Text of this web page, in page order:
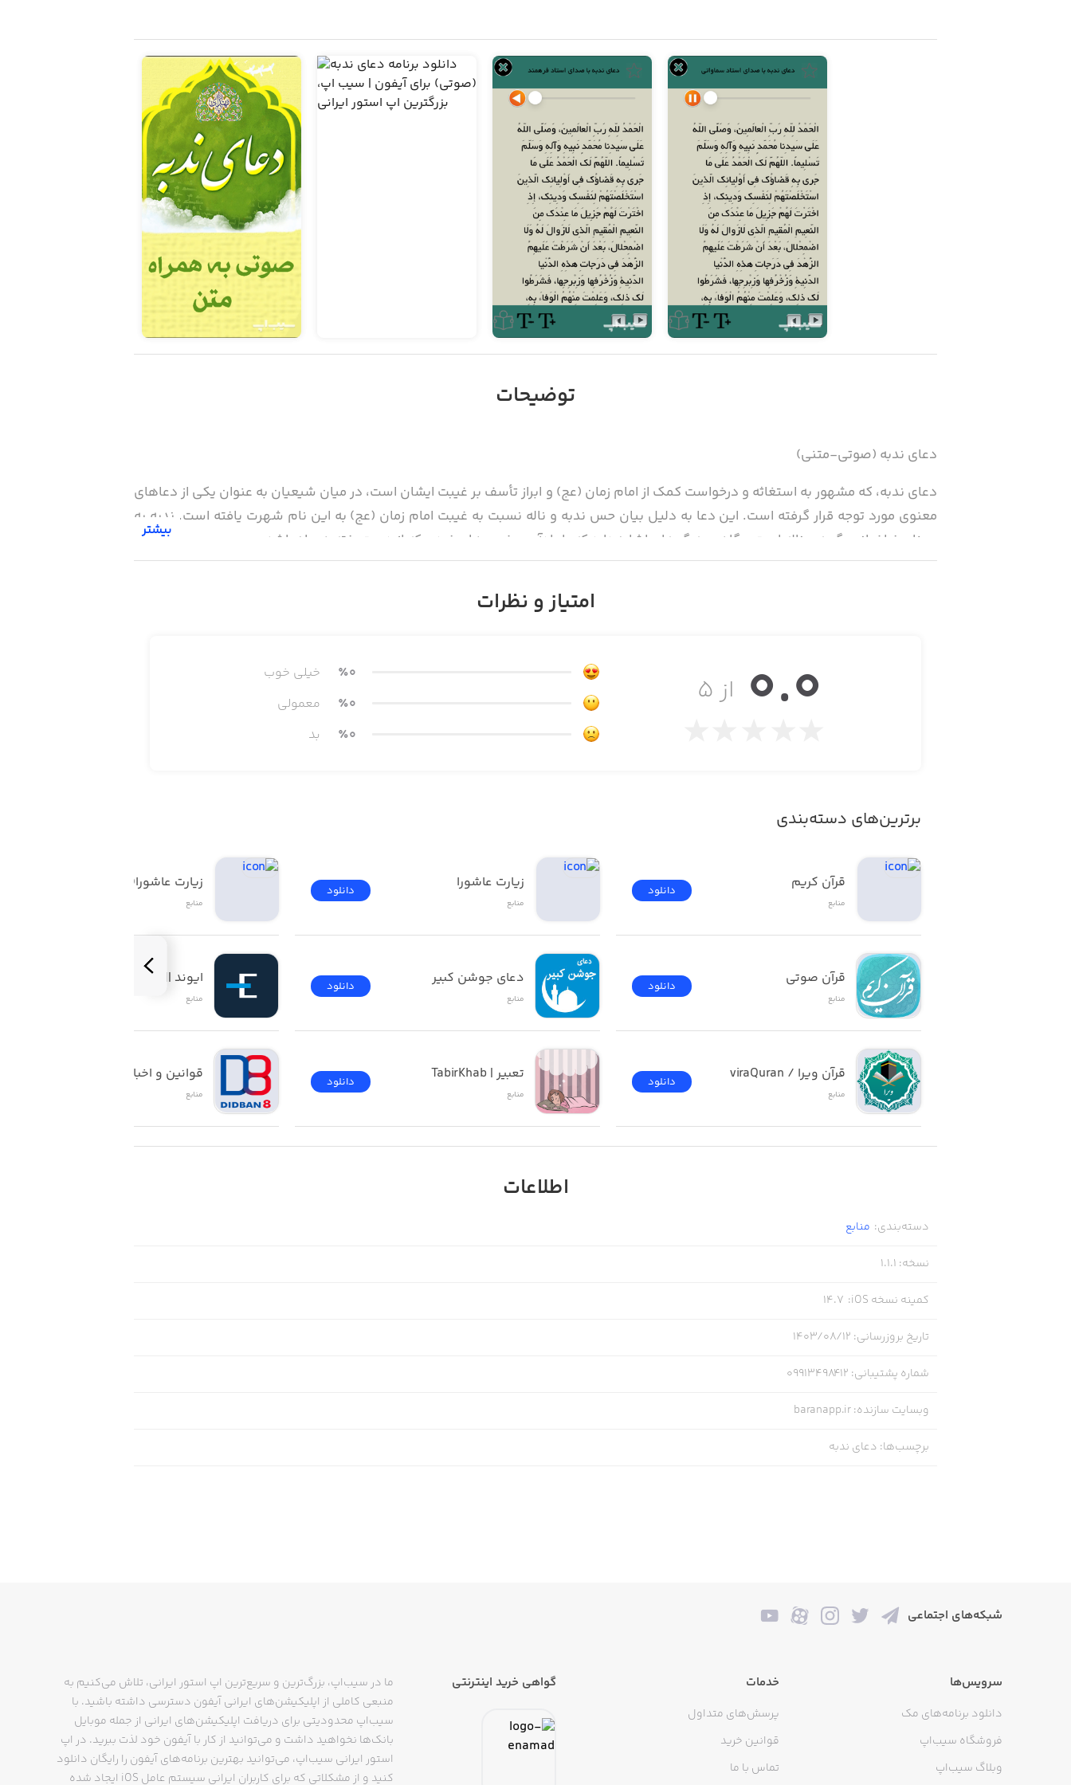
توضیحات
دعای ندبه (صوتی-متنی)
دعای ندبه، که مشهور به استغاثه و درخواست کمک از امام زمان (عج) و ابراز تأسف بر غیبت ایشان است، در میان شیعیان به عنوان یکی از دعاهای
معنوی مورد توجه قرار گرفته است. این دعا به دلیل بیان حس ندبه و ناله نسبت به غیبت امام زمان (عج) به این نام شهرت یافته است. ندبه به
معنای فراخوانی، گریه و ناله است و گاهی به گریه‌ای اشاره دارد که با یادآوری خوبی‌های فردی که از دست رفته همراه باشد.
بیشتر
امتیاز و نظرات
از ۵ 0.0 ٪0
خیلی خوب
٪0
معمولی
٪0 بد
برترین‌های دسته‌بندی
قرآن کریم
منابع
دانلود
قرآن صوتی
منابع
دانلود
قرآن ویرا / viraQuran
منابع
دانلود
زیارت عاشورا
منابع
دانلود
دعای جوشن کبیر
منابع
دانلود
تعبیر | TabirKhab
منابع
دانلود
زیارت عاشورا(صوتی)
منابع
ایوند || Evand
منابع
قوانین و اخبار حقوقی
منابع
اطلاعات
دسته‌بندی: منابع
نسخه:
1.1.1
کمینه نسخه iOS :
14.7
تاریخ بروزرسانی: ۱۴۰۳/۰۸/۱۲
شماره پشتیبانی:
09913498412
وبسایت سازنده:
baranapp.ir
برچسب‌ها: دعای ندبه
شبکه‌های اجتماعی
سرویس‌ها
دانلود برنامه‌های مک
فروشگاه سیب‌اپ
وبلاگ سیب‌اپ
خدمات
پرسش‌های متداول
قوانین خرید
تماس با ما
گواهی خرید اینترنتی
ما در سیب‌اپ، بزرگ‌ترین و سریع‌ترین اپ استور ایرانی، تلاش می‌کنیم به
منبعی کاملی از اپلیکیشن‌های ایرانی آیفون دسترسی داشته باشید. با
سیب‌اپ محدودیتی برای دریافت اپلیکیشن‌های ایرانی از جمله موبایل
بانک‌ها نخواهید داشت و می‌توانید از کار با آیفون خود لذت ببرید. در اپ
استور ایرانی سیب‌اپ، می‌توانید بهترین برنامه‌های آیفون را رایگان دانلود
کنید و از مشکلاتی که برای کاربران ایرانی سیستم عامل iOS ایجاد شده